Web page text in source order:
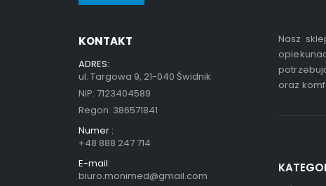
KONTAKT
ADRES:
ul. Targowa 9, 21-040 Świdnik
NIP: 7123404589
Regon: 386571841
Numer :
+48 888 247 714
E-mail:
biuro.monimed@gmail.com
Nasz
oraz